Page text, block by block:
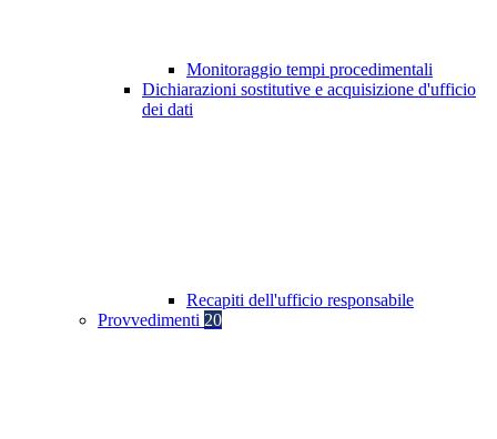
Monitoraggio tempi procedimentali
Dichiarazioni sostitutive e acquisizione d'ufficio
dei dati
Recapiti dell'ufficio responsabile
Provvedimenti 20